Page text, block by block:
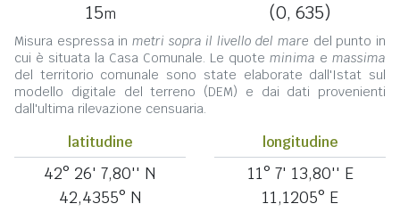
15m (0, 635)
Misura espressa in metri sopra il livello del mare del punto in
cui è situata la Casa Comunale. Le quote minima e massima
del territorio comunale sono state elaborate dall'Istat sul
modello digitale del terreno (DEM) e dai dati provenienti
dall'ultima rilevazione censuaria.
latitudine
42° 26' 7,80'' N
42,4355° N
longitudine
11° 7' 13,80'' E
11,1205° E